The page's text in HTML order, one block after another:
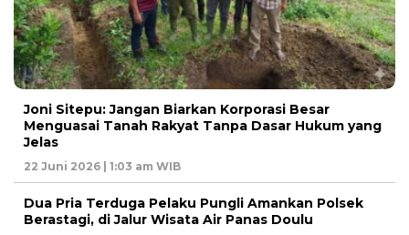
Joni Sitepu: Jangan Biarkan Korporasi Besar
Menguasai Tanah Rakyat Tanpa Dasar Hukum yang
Jelas
22 Juni 2026 | 1:03 am WIB
Dua Pria Terduga Pelaku Pungli Amankan Polsek
Berastagi, di Jalur Wisata Air Panas Doulu